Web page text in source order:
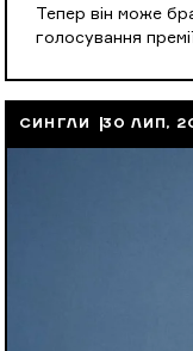
Тепер він може
голосування
СИНГЛИ 30 ЛИП,